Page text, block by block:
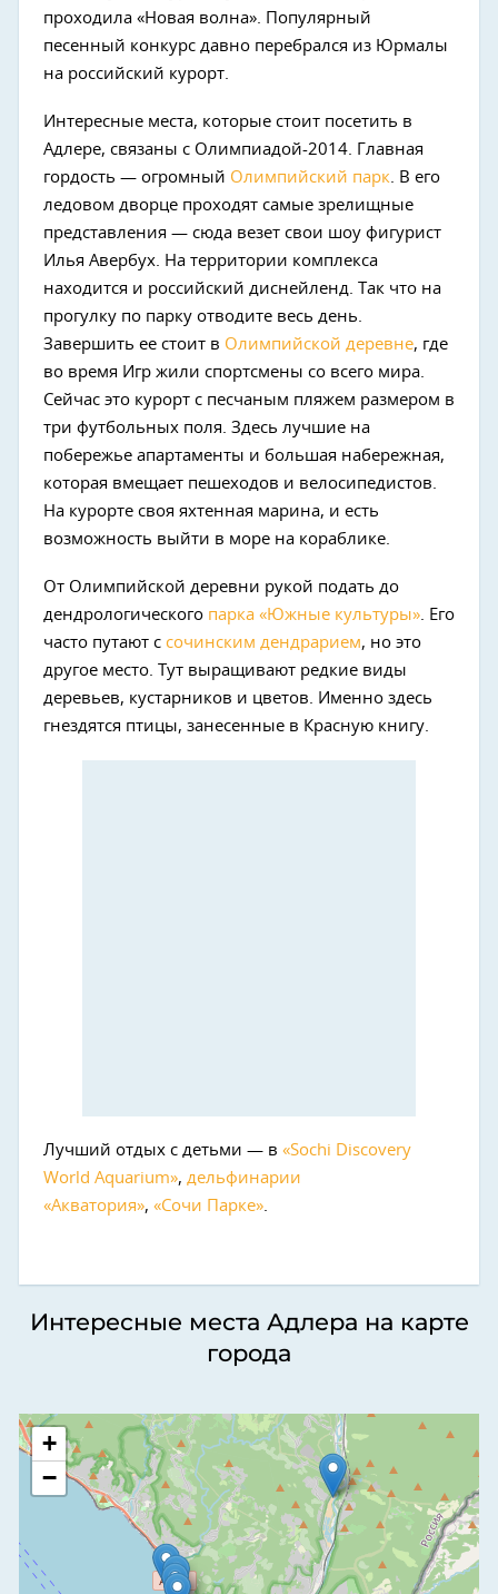
проходила «Новая волна». Популярный
песенный конкурс давно перебрался из Юрмалы
на российский курорт.
Интересные места, которые стоит посетить в
Адлере, связаны с Олимпиадой-2014. Главная
гордость — огромный Олимпийский парк. В его
ледовом дворце проходят самые зрелищные
представления — сюда везет свои шоу фигурист
Илья Авербух. На территории комплекса
находится и российский диснейленд. Так что на
прогулку по парку отводите весь день.
Завершить ее стоит в Олимпийской деревне, где
во время Игр жили спортсмены со всего мира.
Сейчас это курорт с песчаным пляжем размером в
три футбольных поля. Здесь лучшие на
побережье апартаменты и большая набережная,
которая вмещает пешеходов и велосипедистов.
На курорте своя яхтенная марина, и есть
возможность выйти в море на кораблике.
От Олимпийской деревни рукой подать до
дендрологического парка «Южные культуры». Его
часто путают с сочинским дендрарием, но это
другое место. Тут выращивают редкие виды
деревьев, кустарников и цветов. Именно здесь
гнездятся птицы, занесенные в Красную книгу.
Лучший отдых с детьми — в «Sochi Discovery
World Aquarium», дельфинарии
«Акватория», «Сочи Парке».
Интересные места Адлера на карте
города
+
−